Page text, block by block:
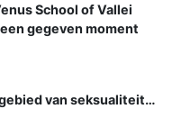
School of Vallei
gegeven moment
van seksualiteit…